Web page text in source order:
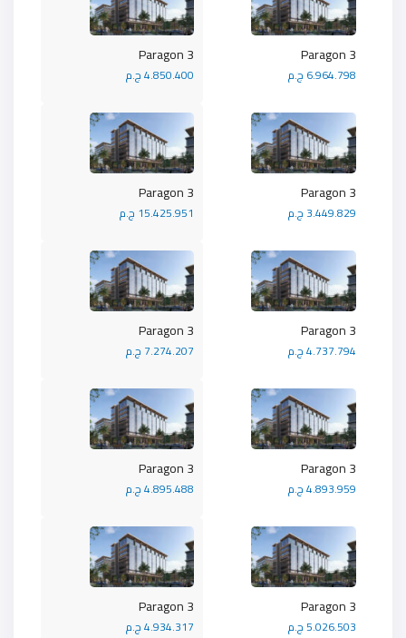
Paragon 3
4.850.400 ج.م
Paragon 3
6.964.798 ج.م
Paragon 3
15.425.951 ج.م
Paragon 3
3.449.829 ج.م
Paragon 3
7.274.207 ج.م
Paragon 3
4.737.794 ج.م
Paragon 3
4.895.488 ج.م
Paragon 3
4.893.959 ج.م
Paragon 3
4.934.317 ج.م
Paragon 3
5.026.503 ج.م